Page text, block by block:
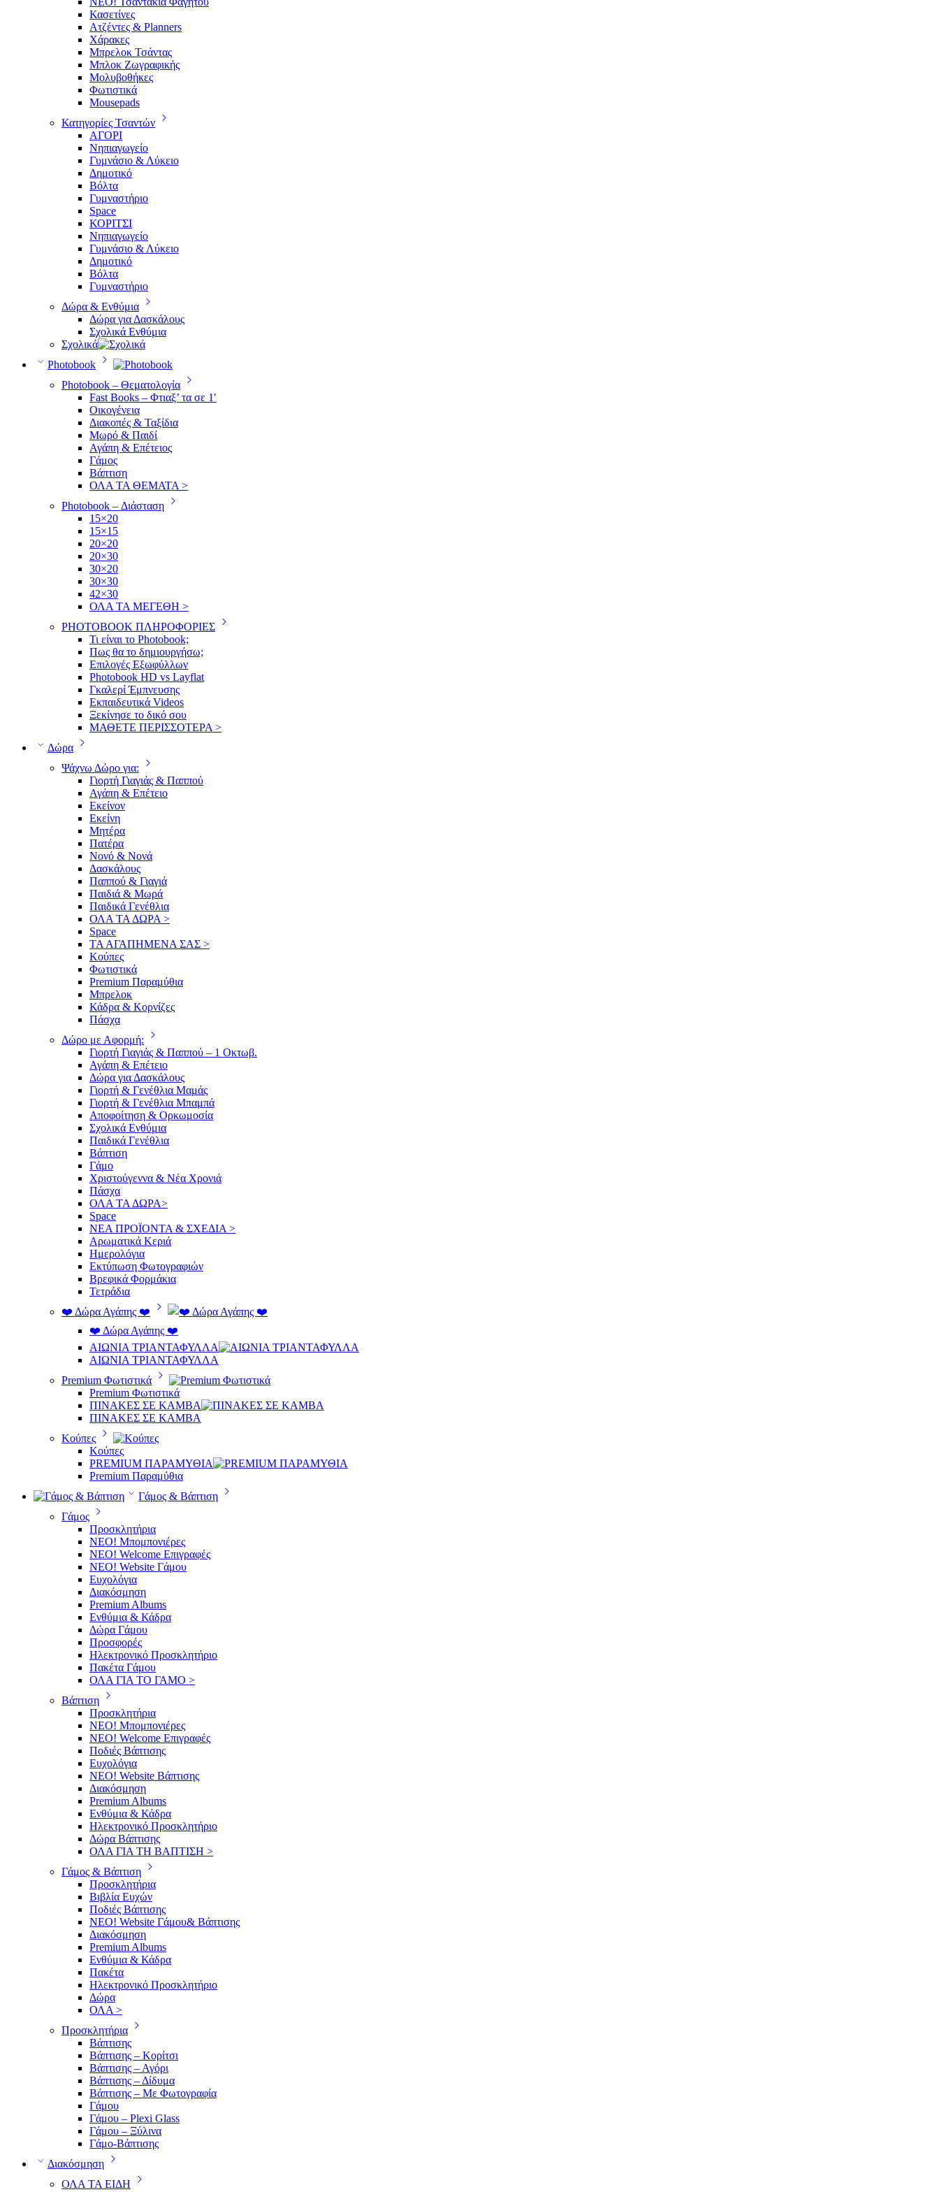
Κασετίνες
Ατζέντες & Planners
Χάρακες
Μπρελοκ Τσάντας
Μπλοκ Ζωγραφικής
Μολυβοθήκες
Φωτιστικά
Mousepads
Κατηγορίες Τσαντών
ΑΓΟΡΙ
Νηπιαγωγείο
Γυμνάσιο & Λύκειο
Δημοτικό
Βόλτα
Γυμναστήριο
Space
ΚΟΡΙΤΣΙ
Νηπιαγωγείο
Γυμνάσιο & Λύκειο
Δημοτικό
Βόλτα
Γυμναστήριο
Δώρα & Ενθύμια
Δώρα για Δασκάλους
Σχολικά Ενθύμια
Σχολικά
Photobook
Photobook – Θεματολογία
Fast Books – Φτιαξ’ τα σε 1′
Οικογένεια
Διακοπές & Ταξίδια
Μωρό & Παιδί
Αγάπη & Επέτειος
Γάμος
Βάπτιση
ΟΛΑ ΤΑ ΘΕΜΑΤΑ >
Photobook – Διάσταση
15×20
15×15
20×20
20×30
30×20
30×30
42×30
ΟΛΑ ΤΑ ΜΕΓΕΘΗ >
PHOTOBOOK ΠΛΗΡΟΦΟΡΙΕΣ
Τι είναι το Photobook;
Πως θα το δημιουργήσω;
Επιλογές Εξωφύλλων
Photobook HD vs Layflat
Γκαλερί Έμπνευσης
Εκπαιδευτικά Videos
Ξεκίνησε το δικό σου
ΜΑΘΕΤΕ ΠΕΡΙΣΣΟΤΕΡΑ >
Δώρα
Ψάχνω Δώρο για:
Γιορτή Γιαγιάς & Παππού
Αγάπη & Επέτειο
Εκείνον
Εκείνη
Μητέρα
Πατέρα
Νονό & Νονά
Δασκάλους
Παππού & Γιαγιά
Παιδιά & Μωρά
Παιδικά Γενέθλια
ΟΛΑ ΤΑ ΔΩΡΑ >
Space
ΤΑ ΑΓΑΠΗΜΕΝΑ ΣΑΣ >
Κούπες
Φωτιστικά
Premium Παραμύθια
Μπρελοκ
Κάδρα & Κορνίζες
Πάσχα
Δώρο με Αφορμή:
Γιορτή Γιαγιάς & Παππού – 1 Οκτωβ.
Αγάπη & Επέτειο
Δώρα για Δασκάλους
Γιορτή & Γενέθλια Μαμάς
Γιορτή & Γενέθλια Μπαμπά
Αποφοίτηση & Ορκωμοσία
Σχολικά Ενθύμια
Παιδικά Γενέθλια
Βάπτιση
Γάμο
Χριστούγεννα & Νέα Χρονιά
Πάσχα
ΟΛΑ ΤΑ ΔΩΡΑ>
Space
ΝΕΑ ΠΡΟΪΟΝΤΑ & ΣΧΕΔΙΑ >
Αρωματικά Κεριά
Ημερολόγια
Εκτύπωση Φωτογραφιών
Βρεφικά Φορμάκια
Τετράδια
❤️ Δώρα Αγάπης ❤️
❤️ Δώρα Αγάπης ❤️
ΑΙΩΝΙΑ ΤΡΙΑΝΤΑΦΥΛΛΑ
ΑΙΩΝΙΑ ΤΡΙΑΝΤΑΦΥΛΛΑ
Premium Φωτιστικά
Premium Φωτιστικά
ΠΙΝΑΚΕΣ ΣΕ ΚΑΜΒΑ
ΠΙΝΑΚΕΣ ΣΕ ΚΑΜΒΑ
Κούπες
Κούπες
PREMIUM ΠΑΡΑΜΥΘΙΑ
Premium Παραμύθια
Γάμος & Βάπτιση
Γάμος
Προσκλητήρια
ΝΕΟ! Μπομπονιέρες
NEO! Welcome Επιγραφές
ΝΕΟ! Website Γάμου
Ευχολόγια
Διακόσμηση
Premium Albums
Ενθύμια & Κάδρα
Δώρα Γάμου
Προσφορές
Ηλεκτρονικό Προσκλητήριο
Πακέτα Γάμου
ΟΛΑ ΓΙΑ ΤΟ ΓΑΜΟ >
Βάπτιση
Προσκλητήρια
ΝΕΟ! Μπομπονιέρες
NEO! Welcome Επιγραφές
Ποδιές Βάπτισης
Ευχολόγια
ΝΕΟ! Website Βάπτισης
Διακόσμηση
Premium Albums
Ενθύμια & Κάδρα
Ηλεκτρονικό Προσκλητήριο
Δώρα Βάπτισης
ΟΛΑ ΓΙΑ ΤΗ ΒΑΠΤΙΣΗ >
Γάμος & Βάπτιση
Προσκλητήρια
Βιβλία Ευχών
Ποδιές Βάπτισης
ΝΕΟ! Website Γάμου& Βάπτισης
Διακόσμηση
Premium Albums
Ενθύμια & Κάδρα
Πακέτα
Ηλεκτρονικό Προσκλητήριο
Δώρα
ΟΛΑ >
Προσκλητήρια
Βάπτισης
Βάπτισης – Κορίτσι
Βάπτισης – Αγόρι
Βάπτισης – Δίδυμα
Βάπτισης – Με Φωτογραφία
Γάμου
Γάμου – Plexi Glass
Γάμου – Ξύλινα
Γάμο-Βάπτισης
Διακόσμηση
ΟΛΑ ΤΑ ΕΙΔΗ